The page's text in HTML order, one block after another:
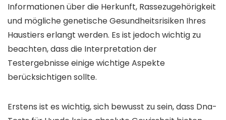
Informationen über die Herkunft, Rassezugehörigkeit
und mögliche genetische Gesundheitsrisiken Ihres
Haustiers erlangt werden. Es ist jedoch wichtig zu
beachten, dass die Interpretation der
Testergebnisse einige wichtige Aspekte
berücksichtigen sollte.
Erstens ist es wichtig, sich bewusst zu sein, dass Dna-